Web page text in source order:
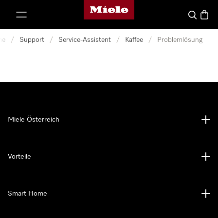
Miele-Homepage
Suche
/ Support / Service-Assistent / Kaffee / Problemlösung
Miele Österreich
Vorteile
Smart Home